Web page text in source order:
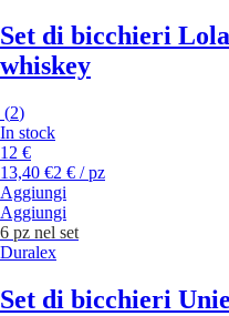
Set di bicchieri Lola
whiskey
(2)
In stock
12 €
13,40 €2 € / pz
Aggiungi
Aggiungi
6 pz nel set
Duralex
Set di bicchieri Unie